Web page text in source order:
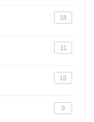
18
11
16
9